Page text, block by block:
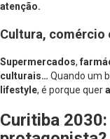
atenção.
Cultura, comércio
Supermercados,
culturais… Quando um
lifestyle, é porque quer
Curitiba